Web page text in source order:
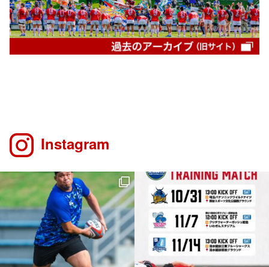
Instagram